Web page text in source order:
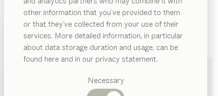
other information that you’ve provided to them
or that they’ve collected from your use of their
services. More detailed information, in particular
about data storage duration and usage, can be
found here and in our privacy statement.
Necessary
Vorgeschlagene
Kategorien
PRODUKTE
INSPIRATION
ÜBER UNS
LISTE
KARTE
by Rodemann